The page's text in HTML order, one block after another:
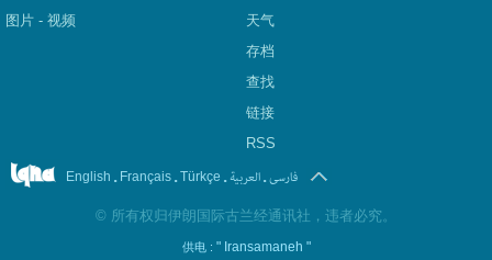
图片 - 视频
天气
存档
查找
链接
RSS
English . Français .Türkçe .العربیة.فارسی
© 所有权归伊朗国际古兰经通讯社，违者必究。
供电 : " Iransamaneh "